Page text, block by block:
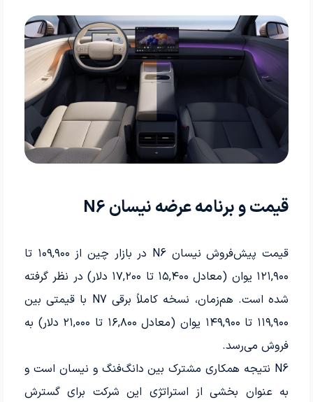
قیمت و برنامه عرضه نیسان N6
قیمت پیش‌فروش نیسان N6 در بازار چین از ۱۰۹,۹۰۰ تا
۱۲۱,۹۰۰ یوان (معادل ۱۵,۴۰۰ تا ۱۷,۲۰۰ دلار) در نظر گرفته
شده است. هم‌زمان، نسخه کاملاً برقی N7 با قیمتی بین
۱۱۹,۹۰۰ تا ۱۴۹,۹۰۰ یوان (معادل ۱۶,۸۰۰ تا ۲۱,۰۰۰ دلار) به
فروش می‌رسد.
N6 نتیجه همکاری مشترک بین دانگ‌فنگ و نیسان است و
به عنوان بخشی از استراتژی این شرکت برای گسترش